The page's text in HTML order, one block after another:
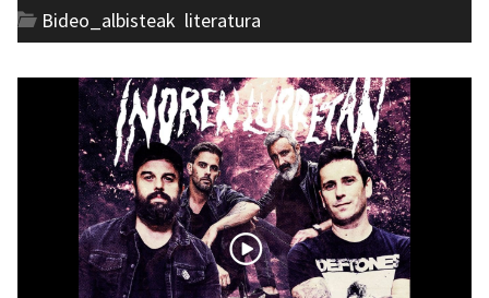
Bideo_albisteak literatura